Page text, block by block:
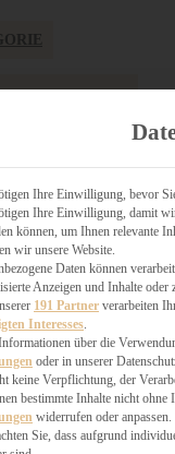
KÄSEKUCHEN
Ihre Einwilligung, bevor
Ihre Einwilligung, damit
können, um Ihnen relevante
wir unsere Website.
Daten können
Anzeigen und Inhalte
191 Partner verarbeiten
Interesses.
über die
oder in unserer
keine Verpflichtung, der
bestimmte Inhalte nicht
widerrufen oder
Sie, dass aufgrund